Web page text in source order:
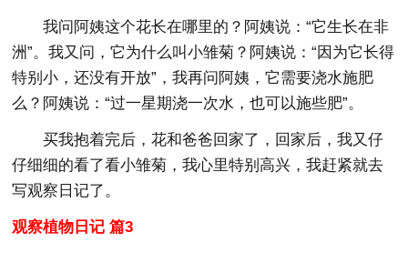
我问阿姨这个花长在哪里的？阿姨说：“它生长在非
洲”。我又问，它为什么叫小雏菊？阿姨说：“因为它长得
特别小，还没有开放”，我再问阿姨，它需要浇水施肥
么？阿姨说：“过一星期浇一次水，也可以施些肥”。
买我抱着完后，花和爸爸回家了，回家后，我又仔
仔细细的看了看小雏菊，我心里特别高兴，我赶紧就去
写观察日记了。
观察植物日记 篇3